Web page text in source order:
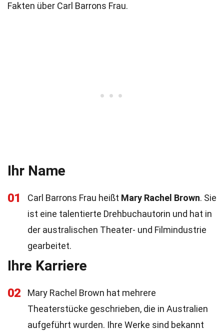
Fakten über Carl Barrons Frau.
Ihr Name
01 Carl Barrons Frau heißt Mary Rachel Brown. Sie
ist eine talentierte Drehbuchautorin und hat in
der australischen Theater- und Filmindustrie
gearbeitet.
Ihre Karriere
02
Mary Rachel Brown hat mehrere
Theaterstücke geschrieben, die in Australien
aufgeführt wurden. Ihre Werke sind bekannt